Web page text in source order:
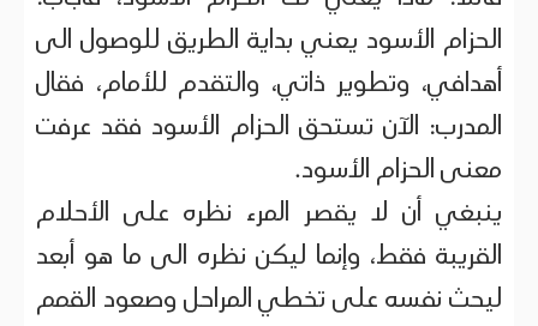
الحزام الأسود يعني بداية الطريق للوصول الى
أهدافي، وتطوير ذاتي، والتقدم للأمام، فقال
المدرب: الآن تستحق الحزام الأسود فقد عرفت
معنى الحزام الأسود.
ينبغي أن لا يقصر المرء نظره على الأحلام
القريبة فقط، وإنما ليكن نظره الى ما هو أبعد
ليحث نفسه على تخطي المراحل وصعود القمم